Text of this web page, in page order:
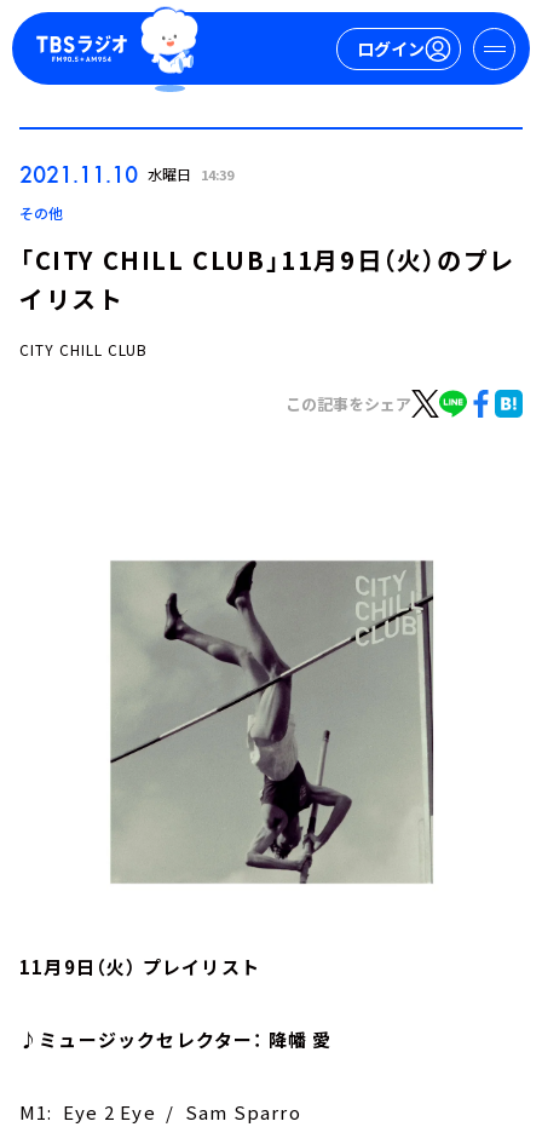
ログイン
お知らせ
イベント・グッズ
YouTube
会社情報
2021.11.10 水曜日 14:39
その他
「CITY CHILL CLUB」11月9日（火）のプレ
イリスト
CITY CHILL CLUB
この記事をシェア
11月9日（火） プレイリスト
♪ミュージックセレクター： 降幡 愛
M1: Eye 2 Eye / Sam Sparro